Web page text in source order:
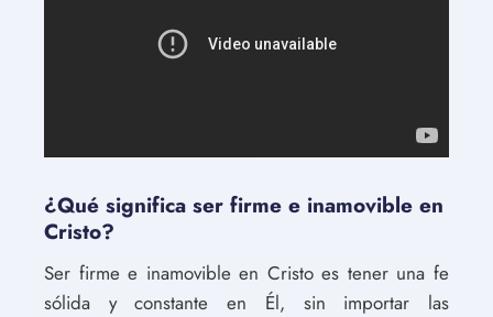
¿Qué significa ser firme e inamovible en
Cristo?
Ser firme e inamovible en Cristo es tener una fe
sólida y constante en Él, sin importar las